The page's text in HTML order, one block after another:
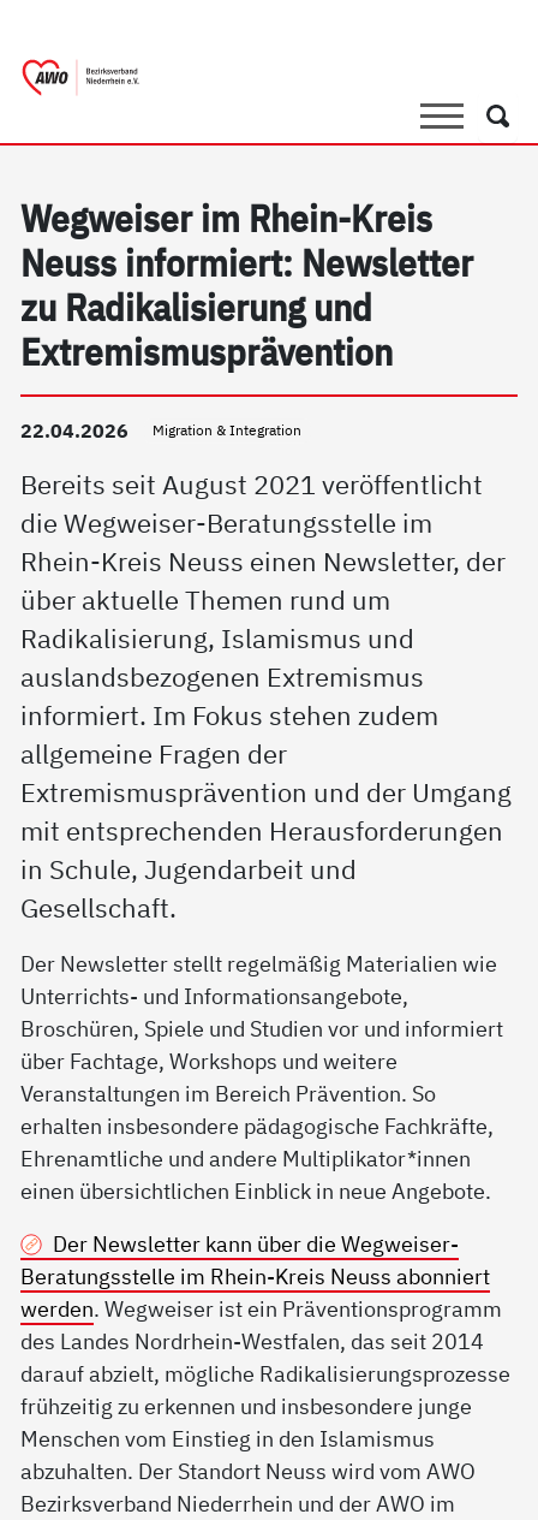
SucheSuche
Wegweiser im Rhein-Kreis
Neuss informiert: Newsletter
zu Radikalisierung und
Extremismusprävention
22.04.2026 Migration & Integration
Bereits seit August 2021 veröffentlicht
die Wegweiser-Beratungsstelle im
Rhein-Kreis Neuss einen Newsletter, der
über aktuelle Themen rund um
Radikalisierung, Islamismus und
auslandsbezogenen Extremismus
informiert. Im Fokus stehen zudem
allgemeine Fragen der
Extremismusprävention und der Umgang
mit entsprechenden Herausforderungen
in Schule, Jugendarbeit und
Gesellschaft.
Der Newsletter stellt regelmäßig Materialien wie
Unterrichts- und Informationsangebote,
Broschüren, Spiele und Studien vor und informiert
über Fachtage, Workshops und weitere
Veranstaltungen im Bereich Prävention. So
erhalten insbesondere pädagogische Fachkräfte,
Ehrenamtliche und andere Multiplikator*innen
einen übersichtlichen Einblick in neue Angebote.
Der Newsletter kann über die Wegweiser-
Beratungsstelle im Rhein-Kreis Neuss abonniert
werden. Wegweiser ist ein Präventionsprogramm
des Landes Nordrhein-Westfalen, das seit 2014
darauf abzielt, mögliche Radikalisierungsprozesse
frühzeitig zu erkennen und insbesondere junge
Menschen vom Einstieg in den Islamismus
abzuhalten. Der Standort Neuss wird vom AWO
Bezirksverband Niederrhein und der AWO im